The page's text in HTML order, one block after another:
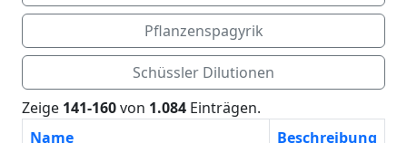
Pflanzenspagyrik
Schüssler Dilutionen
Zeige 141-160von 1.084 Einträgen.
Name
Beschreibung